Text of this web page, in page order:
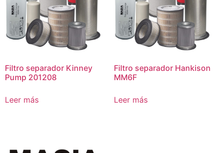
Filtro separador Kinney
Pump 201208
Leer más
Filtro separador Hankison
MM6F
Leer más